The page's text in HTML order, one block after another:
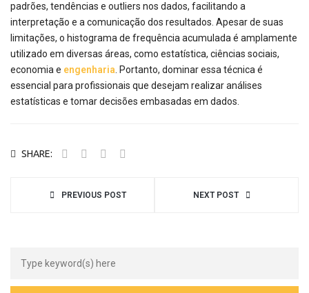
padrões, tendências e outliers nos dados, facilitando a
interpretação e a comunicação dos resultados. Apesar de suas
limitações, o histograma de frequência acumulada é amplamente
utilizado em diversas áreas, como estatística, ciências sociais,
economia e engenharia. Portanto, dominar essa técnica é
essencial para profissionais que desejam realizar análises
estatísticas e tomar decisões embasadas em dados.
SHARE:
PREVIOUS POST NEXT POST